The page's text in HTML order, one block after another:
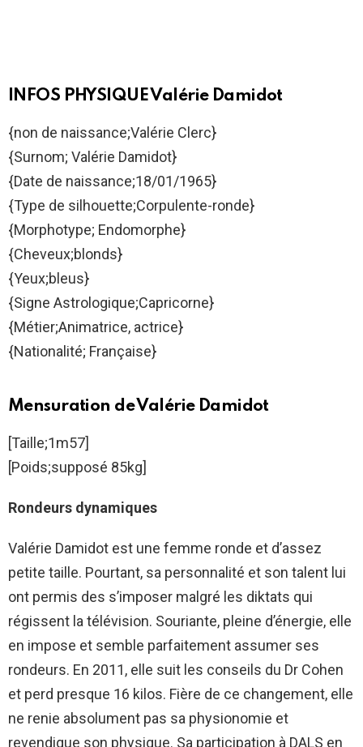
INFOS PHYSIQUE Valérie Damidot
{non de naissance;Valérie Clerc}
{Surnom; Valérie Damidot}
{Date de naissance;18/01/1965}
{Type de silhouette;Corpulente-ronde}
{Morphotype; Endomorphe}
{Cheveux;blonds}
{Yeux;bleus}
{Signe Astrologique;Capricorne}
{Métier;Animatrice, actrice}
{Nationalité; Française}
Mensuration de Valérie Damidot
[Taille;1m57]
[Poids;supposé 85kg]
Rondeurs dynamiques
Valérie Damidot est une femme ronde et d’assez
petite taille. Pourtant, sa personnalité et son talent lui
ont permis des s’imposer malgré les diktats qui
régissent la télévision. Souriante, pleine d’énergie, elle
en impose et semble parfaitement assumer ses
rondeurs. En 2011, elle suit les conseils du Dr Cohen
et perd presque 16 kilos. Fière de ce changement, elle
ne renie absolument pas sa physionomie et
revendique son physique. Sa participation à DALS en